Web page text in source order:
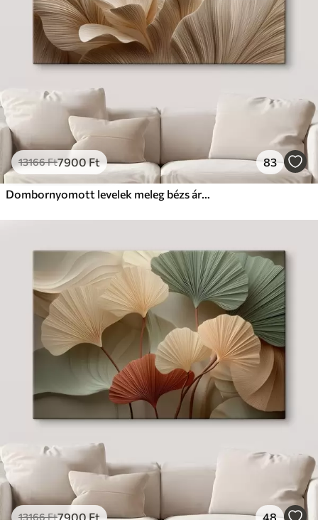
13166Ft7900 Ft 83
Dombornyomott levelek meleg bézs árnyalatokban
13166Ft7900Ft 48